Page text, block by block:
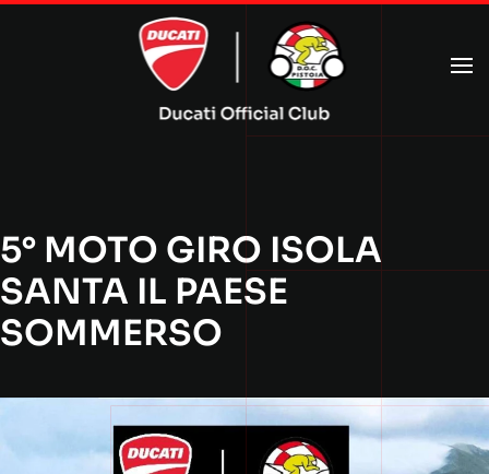
Passa al contenuto principale
5° MOTO GIRO ISOLA
SANTA IL PAESE
SOMMERSO